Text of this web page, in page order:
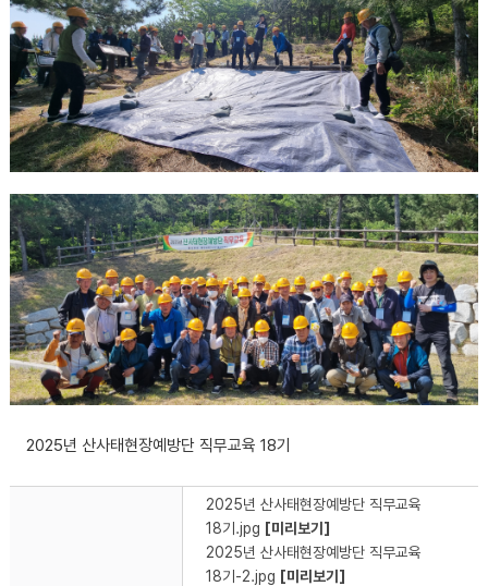
2025년 산사태현장예방단 직무교육 18기
2025년 산사태현장예방단 직무교육
18기.jpg [미리보기]
2025년 산사태현장예방단 직무교육
18기-2.jpg [미리보기]